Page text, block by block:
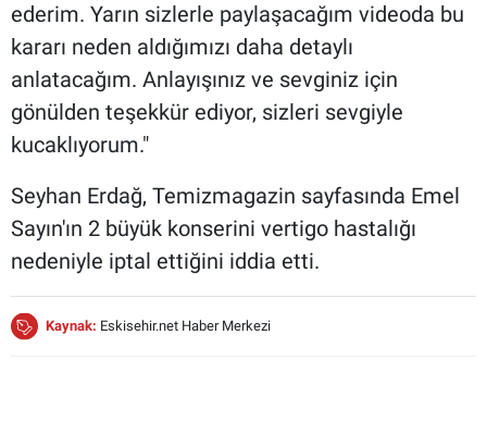
ederim. Yarın sizlerle paylaşacağım videoda bu
kararı neden aldığımızı daha detaylı
anlatacağım. Anlayışınız ve sevginiz için
gönülden teşekkür ediyor, sizleri sevgiyle
kucaklıyorum."
Seyhan Erdağ, Temizmagazin sayfasında Emel
Sayın'ın 2 büyük konserini vertigo hastalığı
nedeniyle iptal ettiğini iddia etti.
Kaynak: Eskisehir.net Haber Merkezi